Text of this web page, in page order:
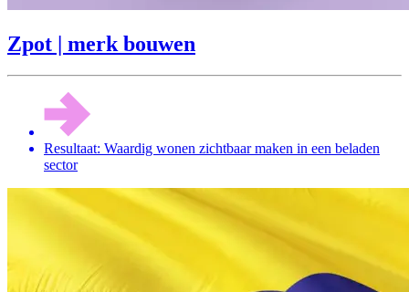
Zpot | merk bouwen
Resultaat: Waardig wonen zichtbaar maken in een beladen
sector